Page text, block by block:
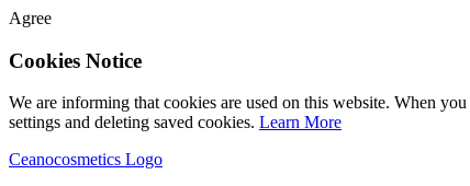
Agree
Cookies Notice
We are informing that cookies are used on this website. When
settings and deleting saved cookies. Learn More
Ceanocosmetics Logo